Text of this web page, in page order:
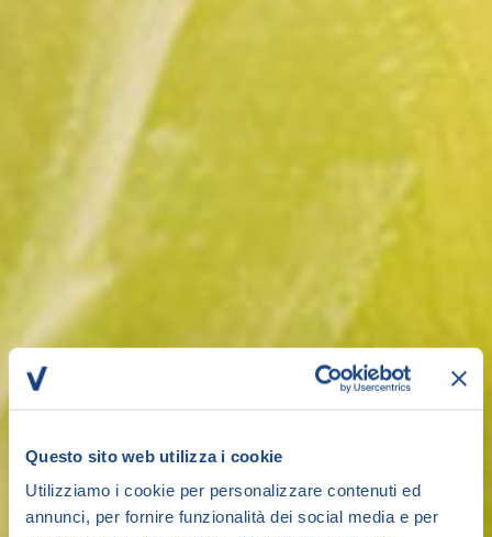
Questo sito web utilizza i cookie
Utilizziamo i cookie per personalizzare contenuti ed
annunci, per fornire funzionalità dei social media e per